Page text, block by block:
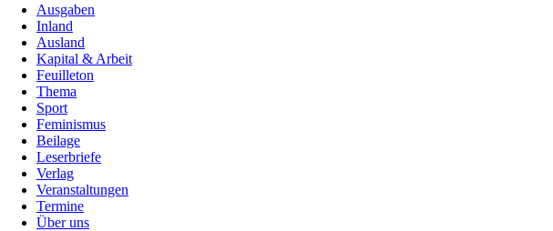
Ausgaben
Inland
Ausland
Kapital & Arbeit
Feuilleton
Thema
Sport
Feminismus
Beilage
Leserbriefe
Verlag
Veranstaltungen
Termine
Über uns